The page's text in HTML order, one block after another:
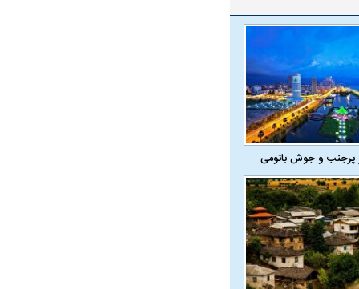
و جوش باتومی